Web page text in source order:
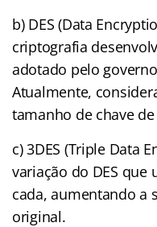
b) DES (Data
criptografia
adotado pelo
Atualmente,
tamanho de chave
c) 3DES (Triple Data
variação do DES que
cada, aumentando a
original.